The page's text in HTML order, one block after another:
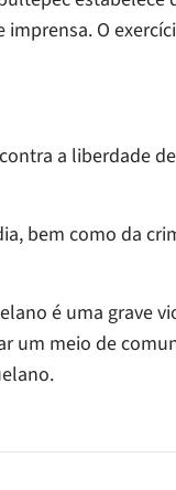
O
a liberdade
bem como da
é uma grave
um meio de